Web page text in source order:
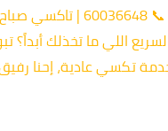
تكسي الفنطاس
اللي ما تخذلك أبداً؟
تكسي عادية، إحنا